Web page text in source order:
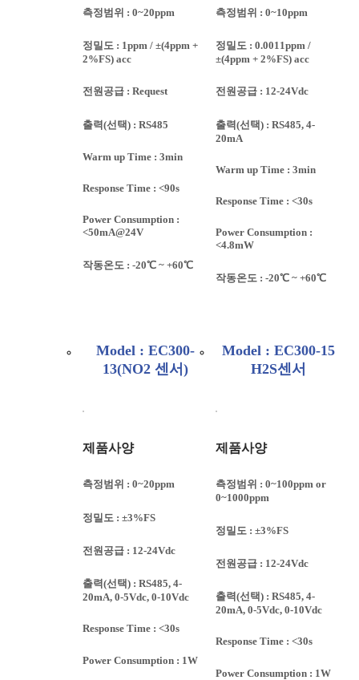
측정범위 : 0~20ppm
정밀도 : 1ppm / ±(4ppm +
2%FS) acc
전원공급 : Request
출력(선택) : RS485
Warm up Time : 3min
Response Time : <90s
Power Consumption :
<50mA@24V
작동온도 : -20℃ ~ +60℃
측정범위 : 0~10ppm
정밀도 : 0.0011ppm /
±(4ppm + 2%FS) acc
전원공급 : 12-24Vdc
출력(선택) : RS485, 4-
20mA
Warm up Time : 3min
Response Time : <30s
Power Consumption :
<4.8mW
작동온도 : -20℃ ~ +60℃
Model : EC300-
13(NO2 센서)
제품사양
측정범위 : 0~20ppm
정밀도 : ±3%FS
전원공급 : 12-24Vdc
출력(선택) : RS485, 4-
20mA, 0-5Vdc, 0-10Vdc
Response Time : <30s
Power Consumption : 1W
Model : EC300-15
H2S센서
제품사양
측정범위 : 0~100ppm or
0~1000ppm
정밀도 : ±3%FS
전원공급 : 12-24Vdc
출력(선택) : RS485, 4-
20mA, 0-5Vdc, 0-10Vdc
Response Time : <30s
Power Consumption : 1W